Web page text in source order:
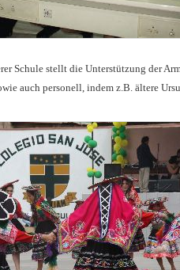
Schule stellt die Unterstützung der
auch personell, indem z.B. ältere